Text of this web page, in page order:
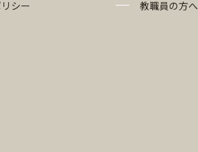
シー
教職員の方へ